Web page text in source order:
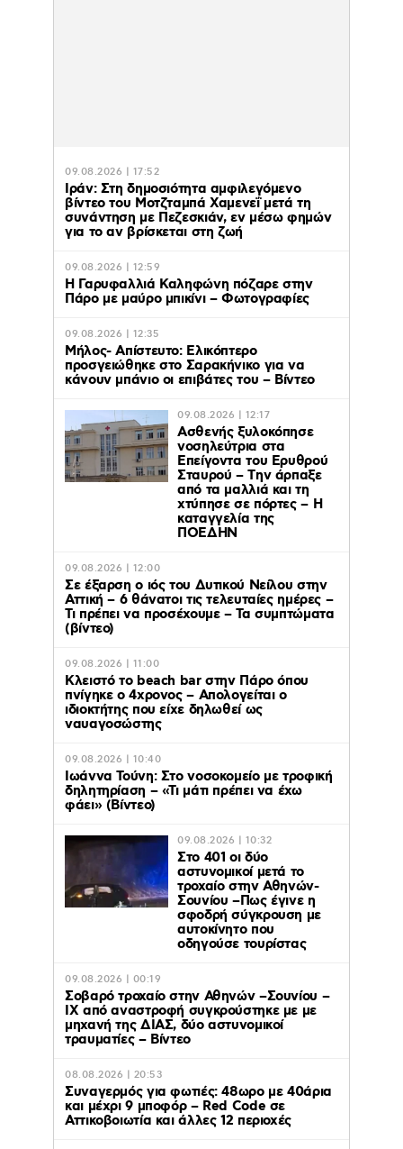
09.08.2026 | 17:52
Ιράν: Στη δημοσιότητα αμφιλεγόμενο
βίντεο του Μοτζταμπά Χαμενεΐ μετά τη
συνάντηση με Πεζεσκιάν, εν μέσω φημών
για το αν βρίσκεται στη ζωή
09.08.2026 | 12:59
Η Γαρυφαλλιά Καληφώνη πόζαρε στην
Πάρο με μαύρο μπικίνι – Φωτογραφίες
09.08.2026 | 12:35
Μήλος- Απίστευτο: Ελικόπτερο
προσγειώθηκε στο Σαρακήνικο για να
κάνουν μπάνιο οι επιβάτες του – Βίντεο
09.08.2026 | 12:17
Ασθενής ξυλοκόπησε
νοσηλεύτρια στα
Επείγοντα του Ερυθρού
Σταυρού – Tην άρπαξε
από τα μαλλιά και τη
χτύπησε σε πόρτες – Η
καταγγελία της
ΠΟΕΔΗΝ
09.08.2026 | 12:00
Σε έξαρση ο ιός του Δυτικού Νείλου στην
Αττική – 6 θάνατοι τις τελευταίες ημέρες –
Τι πρέπει να προσέχουμε – Τα συμπτώματα
(βίντεο)
09.08.2026 | 11:00
Κλειστό το beach bar στην Πάρο όπου
πνίγηκε ο 4χρονος – Απολογείται ο
ιδιοκτήτης που είχε δηλωθεί ως
ναυαγοσώστης
09.08.2026 | 10:40
Ιωάννα Τούνη: Στο νοσοκομείο με τροφική
δηλητηρίαση – «Τι μάτι πρέπει να έχω
φάει» (Βίντεο)
09.08.2026 | 10:32
Στο 401 οι δύο
αστυνομικοί μετά το
τροχαίο στην Αθηνών-
Σουνίου –Πως έγινε η
σφοδρή σύγκρουση με
αυτοκίνητο που
οδηγούσε τουρίστας
09.08.2026 | 00:19
Σοβαρό τροχαίο στην Αθηνών –Σουνίου –
ΙΧ από αναστροφή συγκρούστηκε με με
μηχανή της ΔΙΑΣ, δύο αστυνομικοί
τραυματίες – Βίντεο
08.08.2026 | 20:53
Συναγερμός για φωτιές: 48ωρο με 40άρια
και μέχρι 9 μποφόρ – Red Code σε
Αττικοβοιωτία και άλλες 12 περιοχές